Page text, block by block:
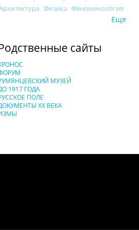
Физика Феноменология
Еще
сайты
МУЗЕЙ
1917 ГОДА
ПОЛЕ
XX ВЕКА